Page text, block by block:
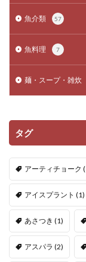
魚介類 57
魚料理 7
麺・スープ・雑炊
タグ
アーティチョーク
アイスプラント (1)
あさつき (1)
アスパラ (2)